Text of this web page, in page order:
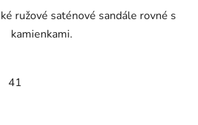
ružové saténové sandále rovné s
kamienkami.
41